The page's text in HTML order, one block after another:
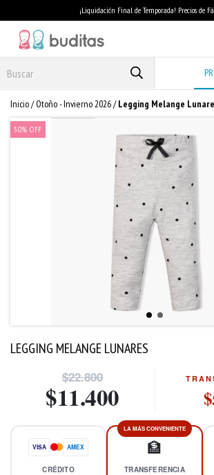
¡Liquidación Final de Temporada! Precios de
Inicio/ Otoño - Invierno 2026/ Legging Melange
50% OFF
LEGGING MELANGE LUNARES
$22.800
$11.400
VISA AMEX
CRÉDITO
LA MÁS CONVENIENTE
🏦
TRANSFERENCIA